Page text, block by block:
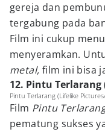
gereja dan
tergabung pada
Film ini cukup
menyeramkan.
metal, film ini bisa
12. Pintu Terlarang
Pintu Terlarang (Lifelike
Film Pintu
pematung sukses